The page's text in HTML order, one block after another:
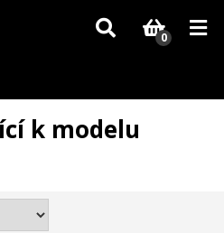
dodání dílů, které nejsou skladem,
za pochopení.
0
k modelu